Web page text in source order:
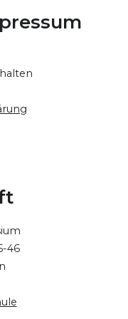
46